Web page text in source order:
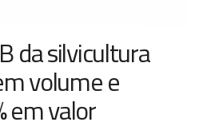
da silvicultura
volume e
em valor